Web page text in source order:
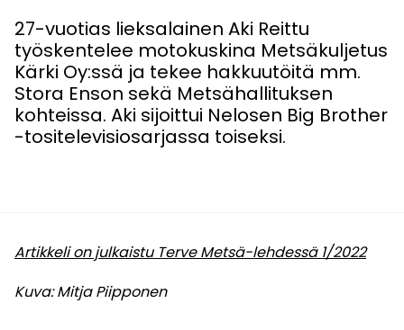
27-vuotias lieksalainen Aki Reittu
työskentelee motokuskina Metsäkuljetus
Kärki Oy:ssä ja tekee hakkuutöitä mm.
Stora Enson sekä Metsähallituksen
kohteissa. Aki sijoittui Nelosen Big Brother
-tositelevisiosarjassa toiseksi.
Artikkeli on julkaistu Terve Metsä-lehdessä 1/2022
Kuva: Mitja Piipponen